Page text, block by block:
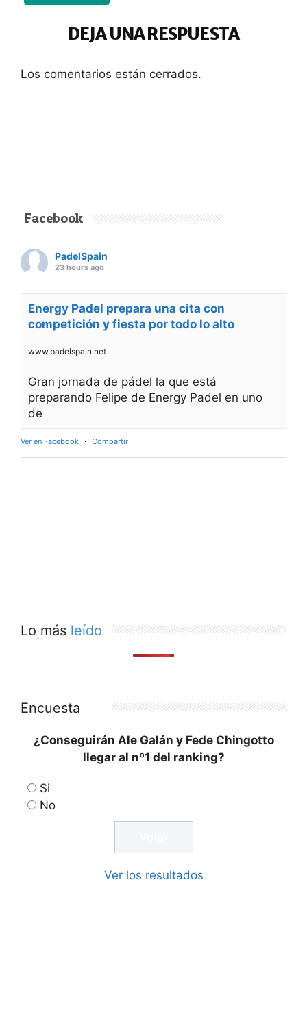
DEJA UNA RESPUESTA
Los comentarios están cerrados.
Facebook
PadelSpain
23 hours ago
Energy Padel prepara una cita con
competición y fiesta por todo lo alto
www.padelspain.net
Gran jornada de pádel la que está
preparando Felipe de Energy Padel en uno
de
Ver en Facebook · Compartir
Lo más leído
Encuesta
¿Conseguirán Ale Galán y Fede Chingotto
llegar al nº1 del ranking?
Si
No
Ver los resultados